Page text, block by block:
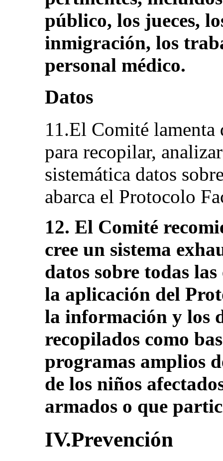
público, los jueces,
inmigración, los
personal médico.
Datos
11.El Comité lamenta
para recopilar,
sistemática datos
abarca el Protocolo
12. El Comité
cree un sistema
datos sobre todas
la aplicación del
la información y los
recopilados como
programas amplios
de los niños
armados o que
IV.Prevención